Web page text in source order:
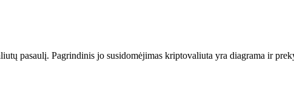
pasaulį. Pagrindinis jo susidomėjimas kriptovaliuta yra diagrama ir